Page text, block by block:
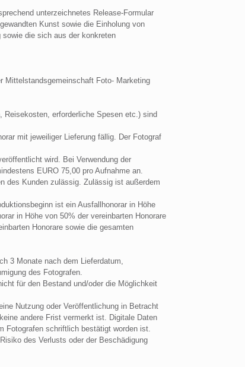
unterzeichnetes Release-Formular
Kunst sowie die Einholung von
die sich aus der konkreten
Mittelstandsgemeinschaft Foto- Marketing
Reisekosten, erforderliche Spesen etc.) sind
mit jeweiliger Lieferung fällig. Der Fotograf
wird. Bei Verwendung der
EURO 75,00 pro Aufnahme an.
des Kunden zulässig. Zulässig ist außerdem
ist ein Ausfallhonorar in Höhe
in Höhe von 50% der vereinbarten Honorare
Honorare sowie die gesamten
3 Monate nach dem Lieferdatum,
des Fotografen.
für den Bestand und/oder die Möglichkeit
Nutzung oder Veröffentlichung in Betracht
andere Frist vermerkt ist. Digitale Daten
Fotografen schriftlich bestätigt worden ist.
des Verlusts oder der Beschädigung